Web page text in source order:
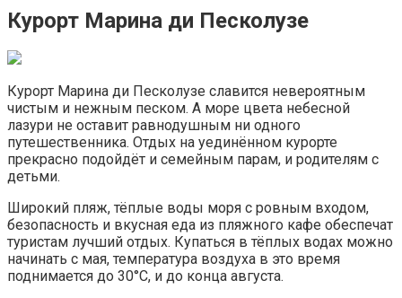
Курорт Марина ди Песколузе
Курорт Марина ди Песколузе славится невероятным
чистым и нежным песком. А море цвета небесной
лазури не оставит равнодушным ни одного
путешественника. Отдых на уединённом курорте
прекрасно подойдёт и семейным парам, и родителям с
детьми.
Широкий пляж, тёплые воды моря с ровным входом,
безопасность и вкусная еда из пляжного кафе обеспечат
туристам лучший отдых. Купаться в тёплых водах можно
начинать с мая, температура воздуха в это время
поднимается до 30°С, и до конца августа.